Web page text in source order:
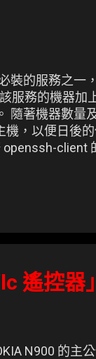
裝的服務之
服務的機器加
隨著機器數量
，以便日後
client
遙控器
N900 的主